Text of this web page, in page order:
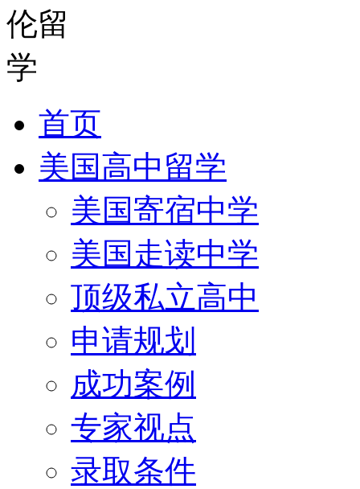
首页
美国高中留学
美国寄宿中学
美国走读中学
顶级私立高中
申请规划
成功案例
专家视点
录取条件